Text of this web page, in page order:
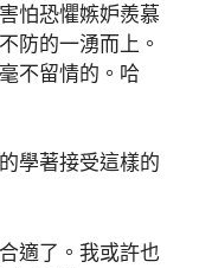
怕恐懼嫉妒羨慕
防的一湧而上。
不留情的。哈
學著接受這樣的
適了。我或許也